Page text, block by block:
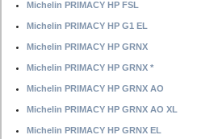
Michelin PRIMACY HP FSL
Michelin PRIMACY HP G1 EL
Michelin PRIMACY HP GRNX
Michelin PRIMACY HP GRNX *
Michelin PRIMACY HP GRNX AO
Michelin PRIMACY HP GRNX AO XL
Michelin PRIMACY HP GRNX EL